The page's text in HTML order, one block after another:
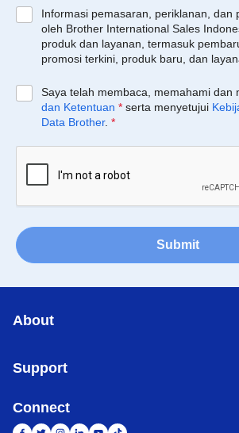
Informasi pemasaran, periklanan, dan
oleh Brother International Sales
produk dan layanan, termasuk
promosi terkini, produk baru, dan
Saya telah membaca, memahami dan
dan Ketentuan * serta menyetujui
Data Brother. *
Submit
About
Support
Connect